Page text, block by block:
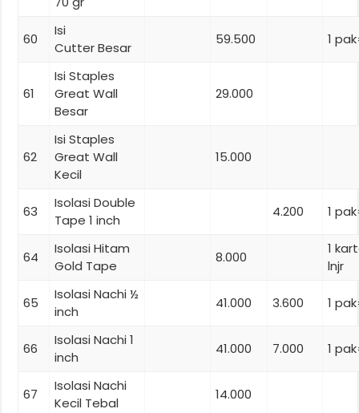
60
Isi
Cutter Besar
59.500 1
61
Isi Staples
Great Wall
Besar
29.000
62
Isi Staples
Great Wall
Kecil
15.000
63
Isolasi Double
Tape 1 inch
4.200 1
64
Isolasi Hitam
Gold Tape
8.000
1
lnjr
65
Isolasi Nachi ½
inch
41.000 3.600 1
66
Isolasi Nachi 1
inch
41.000 7.000 1
67
Isolasi Nachi
Kecil Tebal
14.000